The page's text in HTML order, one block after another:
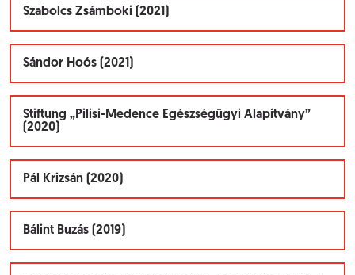
Szabolcs Zsámboki (2021)
Sándor Hoós (2021)
Stiftung „Pilisi-Medence Egészségügyi Alapítvány”
(2020)
Pál Krizsán (2020)
Bálint Buzás (2019)